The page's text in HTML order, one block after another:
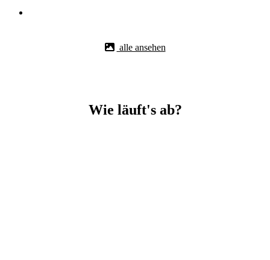
alle ansehen
Wie läuft's ab?